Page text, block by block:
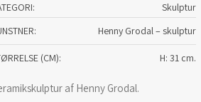
Skulptur
Henny Grodal – skulptur
(CM) H: 31 cm.
af Henny Grodal.